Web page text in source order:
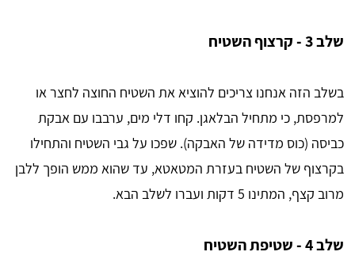
שלב 3 - קרצוף השטיח
בשלב הזה אנחנו צריכים להוציא את השטיח החוצה לחצר או
למרפסת, כי מתחיל הבלאגן. קחו דלי מים, ערבבו עם אבקת
כביסה (כוס מדידה של האבקה). שפכו על גבי השטיח והתחילו
בקרצוף של השטיח בעזרת המטאטא, עד שהוא ממש הופך ללבן
מרוב קצף, המתינו 5 דקות ועברו לשלב הבא.
שלב 4 - שטיפת השטיח